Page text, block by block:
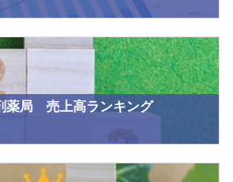
薬局 売上高ランキング